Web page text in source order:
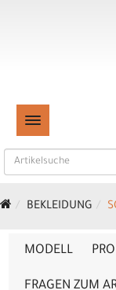
TOGGLE
BEKLEIDUNG
MODELL
FRAGEN ZUM